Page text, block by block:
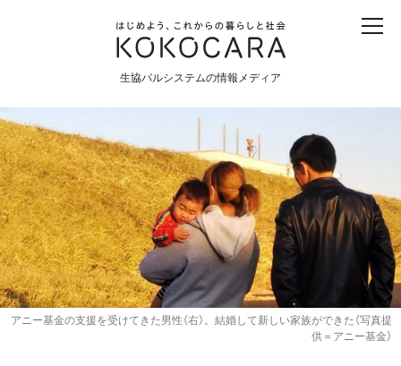
生協パルシステムの情報メディア
産直 食育 食べる 震災
食と農
暮らしと社会
環境と平和
生協の宅配パルシステム
アニー基金の支援を受けてきた男性（右）。結婚して新しい家族ができた（写真提
供＝アニー基金）